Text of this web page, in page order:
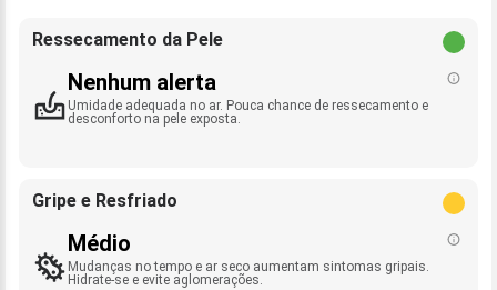
Ressecamento da Pele
Nenhum alerta
Umidade adequada no ar. Pouca chance de ressecamento e
desconforto na pele exposta.
Gripe e Resfriado
Médio
Mudanças no tempo e ar seco aumentam sintomas gripais.
Hidrate-se e evite aglomerações.